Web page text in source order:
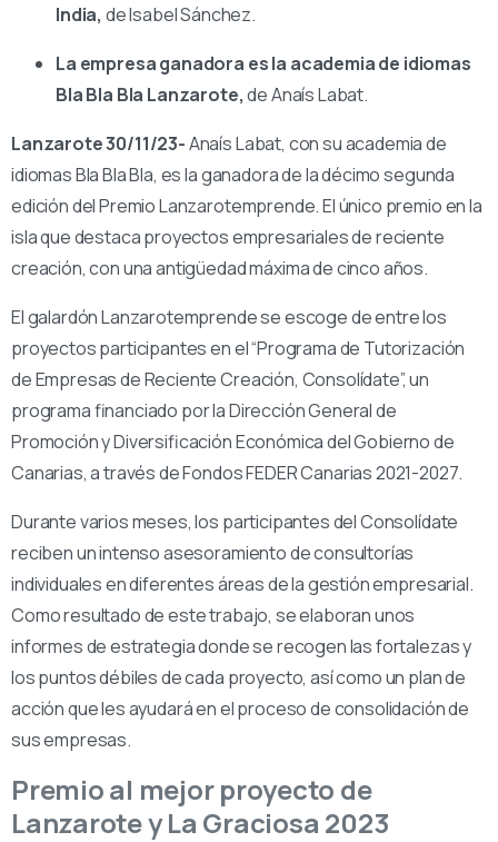
India, de Isabel Sánchez.
La empresa ganadora es la academia de idiomas
Bla Bla Bla Lanzarote,deAnaís Labat.
Lanzarote 30/11/23-Anaís Labat, con su academia de
idiomas Bla Bla Bla, es la ganadora de la décimo segunda
edición del Premio Lanzarotemprende. El único premio en la
isla que destaca proyectos empresariales de reciente
creación, con una antigüedad máxima de cinco años.
El galardón Lanzarotemprende se escoge de entre los
proyectos participantes en el “Programa de Tutorización
de Empresas de Reciente Creación, Consolídate”, un
programa financiado por la Dirección General de
Promoción y Diversificación Económica del Gobierno de
Canarias, a través de Fondos FEDER Canarias 2021-2027.
Durante varios meses, los participantes del Consolídate
reciben un intenso asesoramiento de consultorías
individuales en diferentes áreas de la gestión empresarial.
Como resultado de este trabajo, se elaboran unos
informes de estrategia donde se recogen las fortalezas y
los puntos débiles de cada proyecto, así como un plan de
acción que les ayudará en el proceso de consolidación de
sus empresas.
Premio al mejor proyecto de
Lanzarote y La Graciosa 2023